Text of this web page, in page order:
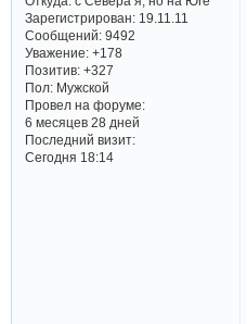
Зарегистрирован: 19.11.11
Сообщений:9492
Уважение: +178
Позитив: +327
Пол:Мужской
Провел на форуме:
6 месяцев 28 дней
Последний визит:
Сегодня 18:14